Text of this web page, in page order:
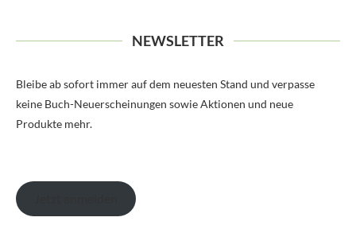
NEWSLETTER
Bleibe ab sofort immer auf dem neuesten Stand und verpasse
keine Buch-Neuerscheinungen sowie Aktionen und neue
Produkte mehr.